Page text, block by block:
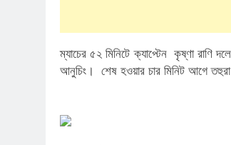
ম্যাচের ৫২ মিনিটে ক্যাপ্টেন কৃষ্ণা রাণি
আনুচিং। শেষ হওয়ার চার মিনিট আগে